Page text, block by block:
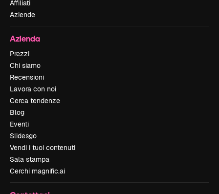
Affiliati
Aziende
Azienda
Prezzi
Chi siamo
Recensioni
Lavora con noi
Cerca tendenze
Blog
Eventi
Slidesgo
Vendi i tuoi contenuti
Sala stampa
Cerchi magnific.ai